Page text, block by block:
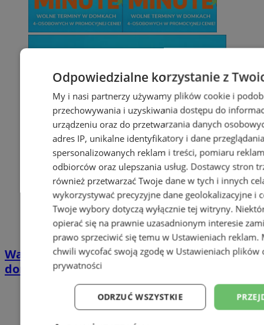
Wakacyjny wypoczynek nad Bałtykiem w
domkach Szmaragdowe Morze
Odpowiedzialne korzystanie z
My i nasi partnerzy używamy plików cookie i
przechowywania i uzyskiwania dostępu do
urządzeniu oraz do przetwarzania danych
adres IP, unikalne identyfikatory i dane
spersonalizowanych reklam i treści, pomiaru
odbiorców oraz ulepszania usług. Dostawcy stron
również przetwarzać Twoje dane w tych i innych
wykorzystywać precyzyjne dane geolokalizacyjne i
Twoje wybory dotyczą wyłącznie tej witryny.
opierać się na prawnie uzasadnionym interesie
prawo sprzeciwić się temu w Ustawieniach reklam.
chwili wycofać swoją zgodę w Ustawieniach plików
prywatności
ODRZUĆ WSZYSTKIE